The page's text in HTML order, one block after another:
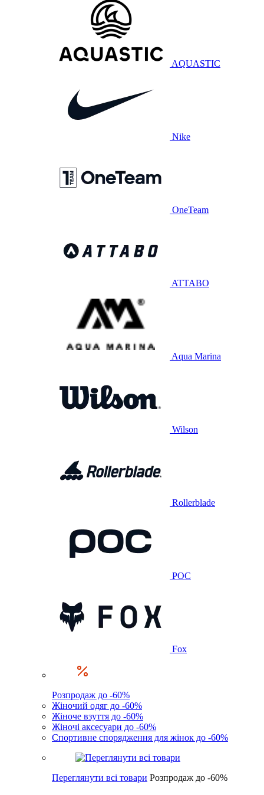
AQUASTIC
Nike
OneTeam
ATTABO
Aqua Marina
Wilson
Rollerblade
POC
Fox
Розпродаж до -60%
Жіночий одяг до -60%
Жіноче взуття до -60%
Жіночі аксесуари до -60%
Спортивне спорядження для жінок до -60%
Переглянути всі товари Розпродаж до -60%